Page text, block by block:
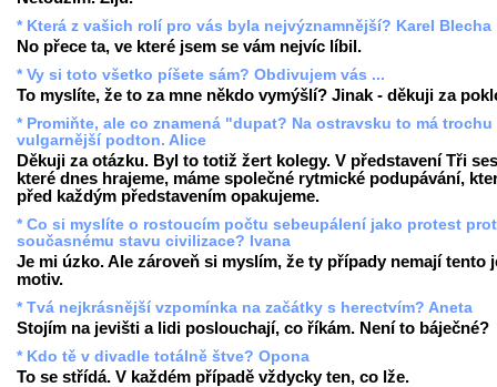
* Která z vašich rolí pro vás byla nejvýznamnější? Karel Blecha
No přece ta, ve které jsem se vám nejvíc líbil.
* Vy si toto všetko píšete sám? Obdivujem vás ...
To myslíte, že to za mne někdo vymýšlí? Jinak - děkuji za
* Promiňte, ale co znamená "dupat? Na ostravsku to má trochu
vulgarnější podton. Alice
Děkuji za otázku. Byl to totiž žert kolegy. V představení Tři
které dnes hrajeme, máme společné rytmické podupávání,
před každým představením opakujeme.
* Co si myslíte o rostoucím počtu sebeupálení jako protest
současnému stavu civilizace? Ivana
Je mi úzko. Ale zároveň si myslím, že ty případy nemají tento
motiv.
* Tvá nejkrásnější vzpomínka na začátky s herectvím? Aneta
Stojím na jevišti a lidi poslouchají, co říkám. Není to báječné?
* Kdo tě v divadle totálně štve? Opona
To se střídá. V každém případě vždycky ten, co lže.